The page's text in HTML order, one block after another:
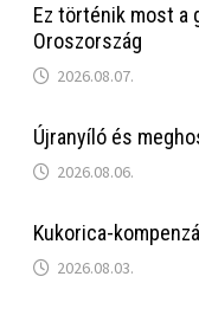
Ez történik most a
Oroszország
2026.08.07.
Újranyíló és
2026.08.06.
Kukorica-
2026.08.03.